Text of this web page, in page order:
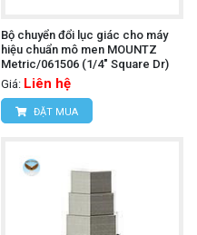
Bộ chuyển đổi lục giác cho máy
hiệu chuẩn mô men MOUNTZ
Metric/061506 (1/4" Square Dr)
Giá: Liên hệ
ĐẶT MUA